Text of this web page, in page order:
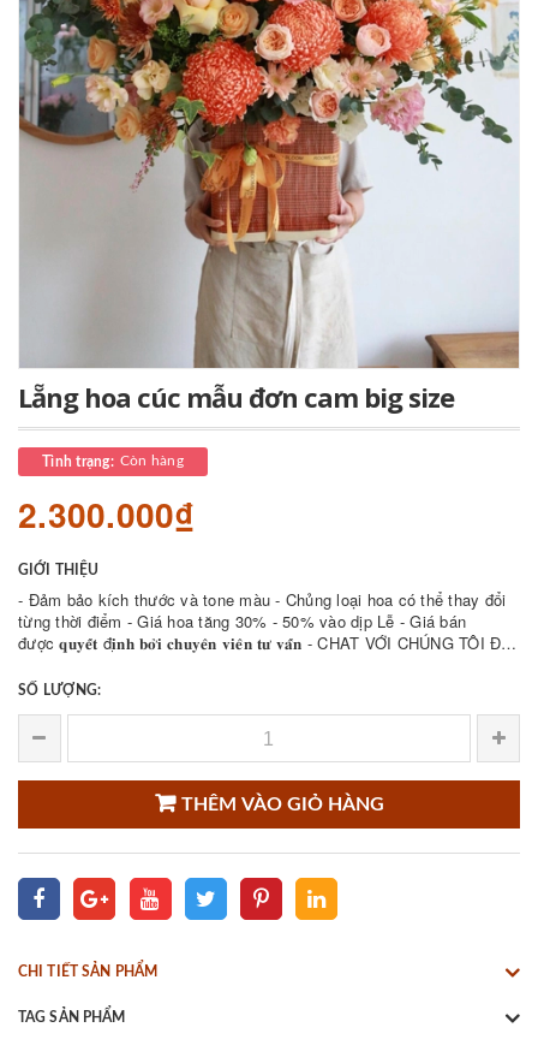
Lẵng hoa cúc mẫu đơn cam big size
Tình trạng: Còn hàng
2.300.000₫
GIỚI THIỆU
- Đảm bảo kích thước và tone màu - Chủng loại hoa có thể thay đổi
từng thời điểm - Giá hoa tăng 30% - 50% vào dịp Lễ - Giá bán
được 𝐪𝐮𝐲𝐞̂́𝐭 đ𝐢̣𝐧𝐡 𝐛𝐨̛̉𝐢 𝐜𝐡𝐮𝐲𝐞̂𝐧 𝐯𝐢𝐞̂𝐧 𝐭𝐮̛ 𝐯𝐚̂́𝐧 - CHAT VỚI CHÚNG TÔI ĐỂ
SỐ LƯỢNG:
THÊM VÀO GIỎ HÀNG
CHI TIẾT SẢN PHẨM
TAG SẢN PHẨM